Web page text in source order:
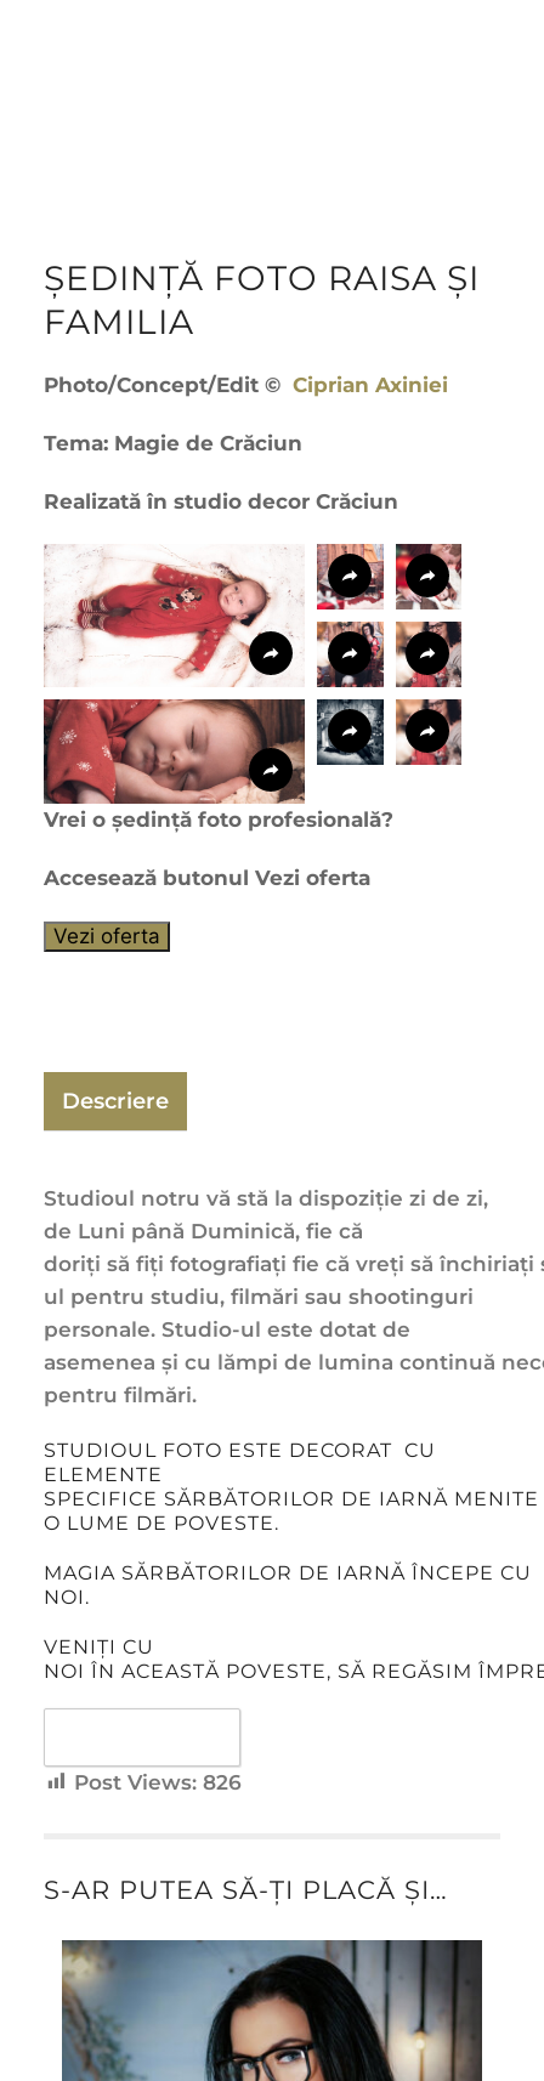
ȘEDINȚĂ FOTO RAISA ȘI
FAMILIA
Photo/Concept/Edit © Ciprian Axiniei
Tema: Magie de Crăciun
Realizată în studio decor Crăciun
Vrei o ședință foto profesională?
Accesează butonul Vezi oferta
Vezi oferta
Descriere
Studioul notru vă stă la dispoziție zi de zi,
de Luni până Duminică, fie că
doriți să fiți fotografiați fie că vreți să închiriați
ul pentru studiu, filmări sau shootinguri
personale. Studio-ul este dotat de
asemenea și cu lămpi de lumina continuă
pentru filmări.
STUDIOUL FOTO ESTE DECORAT CU
ELEMENTE
SPECIFICE SĂRBĂTORILOR DE IARNĂ MENITE
O LUME DE POVESTE.
MAGIA SĂRBĂTORILOR DE IARNĂ ÎNCEPE CU
NOI.
VENIȚI CU
NOI ÎN ACEASTĂ POVESTE, SĂ REGĂSIM
Post Views: 826
S-AR PUTEA SĂ-ȚI PLACĂ ȘI…